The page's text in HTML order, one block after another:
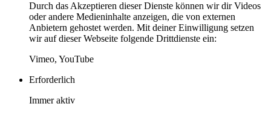
Durch das Akzeptieren dieser Dienste können wir dir Videos
oder andere Medieninhalte anzeigen, die von externen
Anbietern gehostet werden. Mit deiner Einwilligung setzen
wir auf dieser Webseite folgende Drittdienste ein:
Vimeo, YouTube
Erforderlich
Immer aktiv